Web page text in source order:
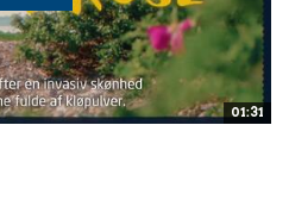
01:31